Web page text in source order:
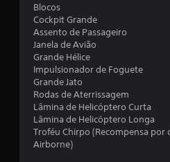
Blocos
Cockpit Grande
Assento de Passageiro
Janela de Avião
Grande Hélice
Impulsionador de Foguete
Grande Jato
Rodas de Aterrissagem
Lâmina de Helicóptero Curta
Lâmina de Helicóptero Longa
Troféu Chirpo (Recompensa por
Airborne)